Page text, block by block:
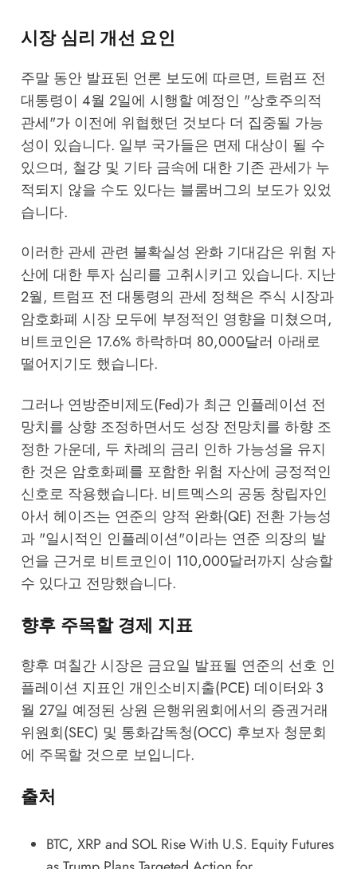
시장 심리 개선 요인
주말 동안 발표된 언론 보도에 따르면, 트럼프 전
대통령이 4월 2일에 시행할 예정인 "상호주의적
관세"가 이전에 위협했던 것보다 더 집중될 가능
성이 있습니다. 일부 국가들은 면제 대상이 될 수
있으며, 철강 및 기타 금속에 대한 기존 관세가 누
적되지 않을 수도 있다는 블룸버그의 보도가 있었
습니다.
이러한 관세 관련 불확실성 완화 기대감은 위험 자
산에 대한 투자 심리를 고취시키고 있습니다. 지난
2월, 트럼프 전 대통령의 관세 정책은 주식 시장과
암호화폐 시장 모두에 부정적인 영향을 미쳤으며,
비트코인은 17.6% 하락하며 80,000달러 아래로
떨어지기도 했습니다.
그러나 연방준비제도(Fed)가 최근 인플레이션 전
망치를 상향 조정하면서도 성장 전망치를 하향 조
정한 가운데, 두 차례의 금리 인하 가능성을 유지
한 것은 암호화폐를 포함한 위험 자산에 긍정적인
신호로 작용했습니다. 비트멕스의 공동 창립자인
아서 헤이즈는 연준의 양적 완화(QE) 전환 가능성
과 "일시적인 인플레이션"이라는 연준 의장의 발
언을 근거로 비트코인이 110,000달러까지 상승할
수 있다고 전망했습니다.
향후 주목할 경제 지표
향후 며칠간 시장은 금요일 발표될 연준의 선호 인
플레이션 지표인 개인소비지출(PCE) 데이터와 3
월 27일 예정된 상원 은행위원회에서의 증권거래
위원회(SEC) 및 통화감독청(OCC) 후보자 청문회
에 주목할 것으로 보입니다.
출처
BTC, XRP and SOL Rise With U.S. Equity Futures